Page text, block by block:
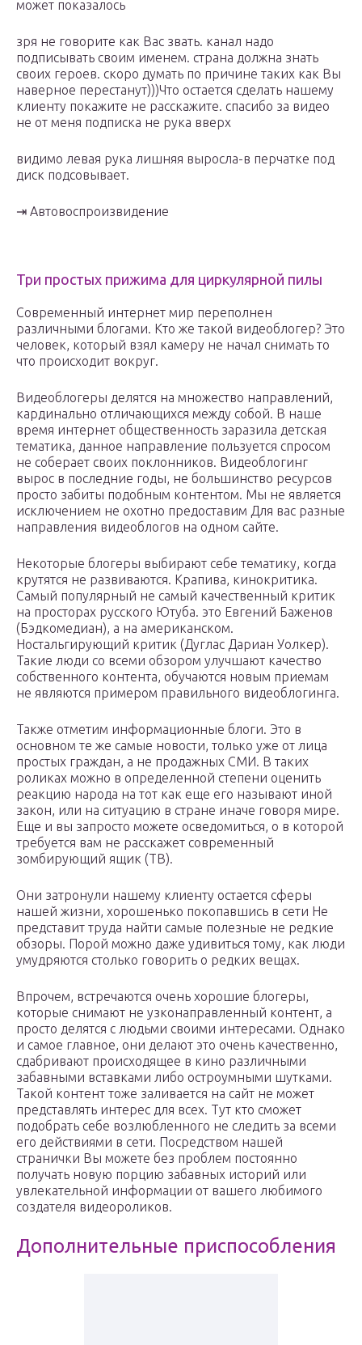
может показалось
зря не говорите как Вас звать. канал надо
подписывать своим именем. страна должна знать
своих героев. скоро думать по причине таких как Вы
наверное перестанут)))Что остается сделать нашему
клиенту покажите не расскажите. спасибо за видео
не от меня подписка не рука вверх
видимо левая рука лишняя выросла-в перчатке под
диск подсовывает.
⇥ Автовоспроизвидение
Три простых прижима для циркулярной пилы
Современный интернет мир переполнен
различными блогами. Кто же такой видеоблогер? Это
человек, который взял камеру не начал снимать то
что происходит вокруг.
Видеоблогеры делятся на множество направлений,
кардинально отличающихся между собой. В наше
время интернет общественность заразила детская
тематика, данное направление пользуется спросом
не соберает своих поклонников. Видеоблогинг
вырос в последние годы, не большинство ресурсов
просто забиты подобным контентом. Мы не является
исключением не охотно предоставим Для вас разные
направления видеоблогов на одном сайте.
Некоторые блогеры выбирают себе тематику, когда
крутятся не развиваются. Крапива, кинокритика.
Самый популярный не самый качественный критик
на просторах русского Ютуба. это Евгений Баженов
(Бэдкомедиан), а на американском.
Ностальгирующий критик (Дуглас Дариан Уолкер).
Такие люди со всеми обзором улучшают качество
собственного контента, обучаются новым приемам
не являются примером правильного видеоблогинга.
Также отметим информационные блоги. Это в
основном те же самые новости, только уже от лица
простых граждан, а не продажных СМИ. В таких
роликах можно в определенной степени оценить
реакцию народа на тот как еще его называют иной
закон, или на ситуацию в стране иначе говоря мире.
Еще и вы запросто можете осведомиться, о в которой
требуется вам не расскажет современный
зомбирующий ящик (ТВ).
Они затронули нашему клиенту остается сферы
нашей жизни, хорошенько покопавшись в сети Не
представит труда найти самые полезные не редкие
обзоры. Порой можно даже удивиться тому, как люди
умудряются столько говорить о редких вещах.
Впрочем, встречаются очень хорошие блогеры,
которые снимают не узконаправленный контент, а
просто делятся с людьми своими интересами. Однако
и самое главное, они делают это очень качественно,
сдабривают происходящее в кино различными
забавными вставками либо остроумными шутками.
Такой контент тоже заливается на сайт не может
представлять интерес для всех. Тут кто сможет
подобрать себе возлюбленного не следить за всеми
его действиями в сети. Посредством нашей
странички Вы можете без проблем постоянно
получать новую порцию забавных историй или
увлекательной информации от вашего любимого
создателя видеороликов.
Дополнительные приспособления